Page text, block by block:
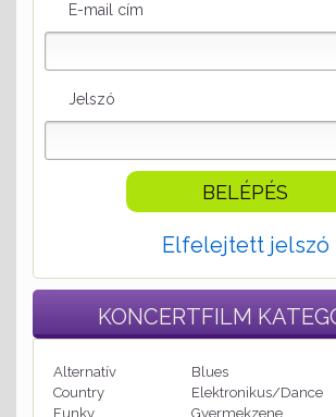
E-mail cím
Jelszó
Elfelejtett jelszó
KONCERTFILM
Alternatív
Blues
Country
Elektronikus/Dance
Funky
Gyermekzene